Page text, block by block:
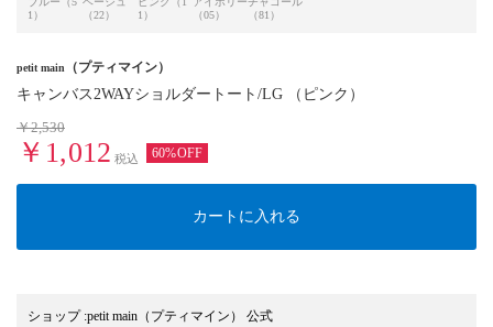
1）
（22）
1）
（05）
（81）
petit main （プティマイン）
キャンバス2WAYショルダートート/LG （ピンク）
￥2,530
￥1,012 税込 60%OFF
カートに入れる
ショップ:petit main（プティマイン） 公式